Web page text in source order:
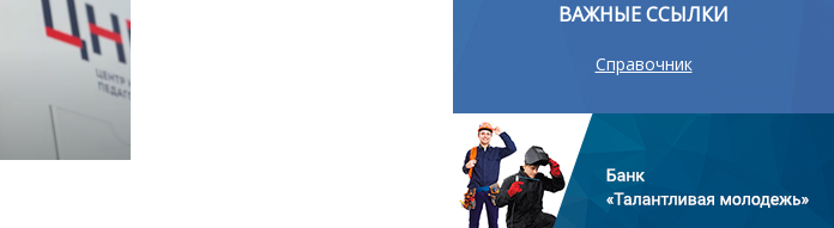
ВАЖНЫЕ ССЫЛКИ
Справочник